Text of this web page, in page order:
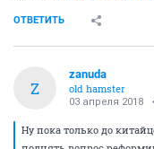
ОТВЕТИТЬ
Z
zanuda
old hamster
03 апреля 2018
Ну пока только до